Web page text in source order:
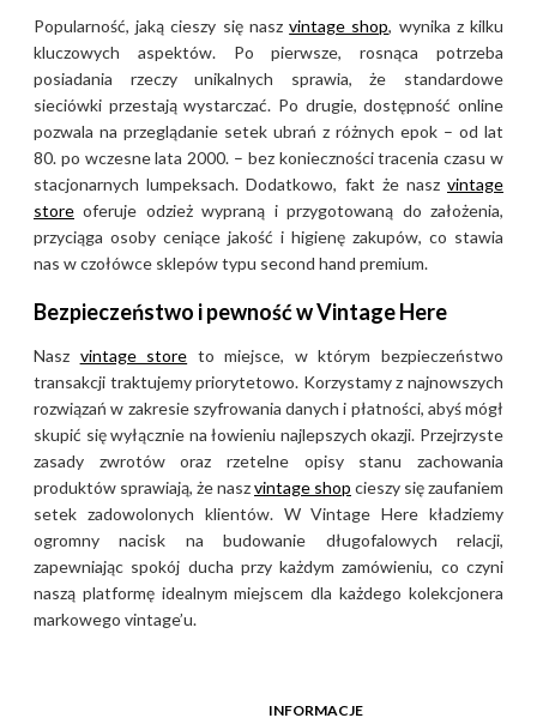
Popularność, jaką cieszy się naszvintage shop, wynika z kilku
kluczowych aspektów. Po pierwsze, rosnąca potrzeba
posiadania rzeczy unikalnych sprawia, że standardowe
sieciówki przestają wystarczać. Po drugie, dostępność online
pozwala na przeglądanie setek ubrań z różnych epok – od lat
80. po wczesne lata 2000. – bez konieczności tracenia czasu w
stacjonarnych lumpeksach. Dodatkowo, fakt że nasz vintage
store oferuje odzież wypraną i przygotowaną do założenia,
przyciąga osoby ceniące jakość i higienę zakupów, co stawia
nas w czołówce sklepów typu second hand premium.
Bezpieczeństwo i pewność w Vintage Here
Nasz vintage store to miejsce, w którym bezpieczeństwo
transakcji traktujemy priorytetowo. Korzystamy z najnowszych
rozwiązań w zakresie szyfrowania danych i płatności, abyś mógł
skupić się wyłącznie na łowieniu najlepszych okazji. Przejrzyste
zasady zwrotów oraz rzetelne opisy stanu zachowania
produktów sprawiają, że naszvintage shop cieszy się zaufaniem
setek zadowolonych klientów. W Vintage Here kładziemy
ogromny nacisk na budowanie długofalowych relacji,
zapewniając spokój ducha przy każdym zamówieniu, co czyni
naszą platformę idealnym miejscem dla każdego kolekcjonera
markowego vintage’u.
INFORMACJE